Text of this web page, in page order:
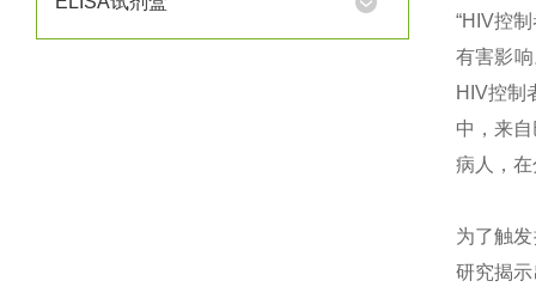
“HIV控
有害影
HIV控制
中，来
病人，
为了触
研究揭